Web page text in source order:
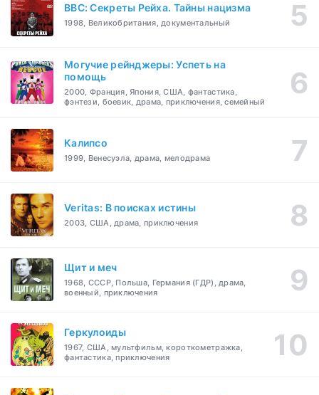
BBC: Секреты Рейха. Тайны нацизма
1998, Великобритания, документальный
Могучие рейнджеры: Успеть на
помощь
2000, Франция, Япония, США, фантастика,
фэнтези, боевик, драма, приключения, семейный
Калипсо
1999, Венесуэла, драма, мелодрама
Veritas: В поисках истины
2003, США, драма, приключения
Щит и меч
1968, СССР, Польша, Германия (ГДР), драма,
военный, приключения
Геркулоиды
1967, США, мультфильм, короткометражка,
фантастика, приключения